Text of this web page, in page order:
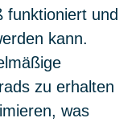
funktioniert und
kann.
zu erhalten
was